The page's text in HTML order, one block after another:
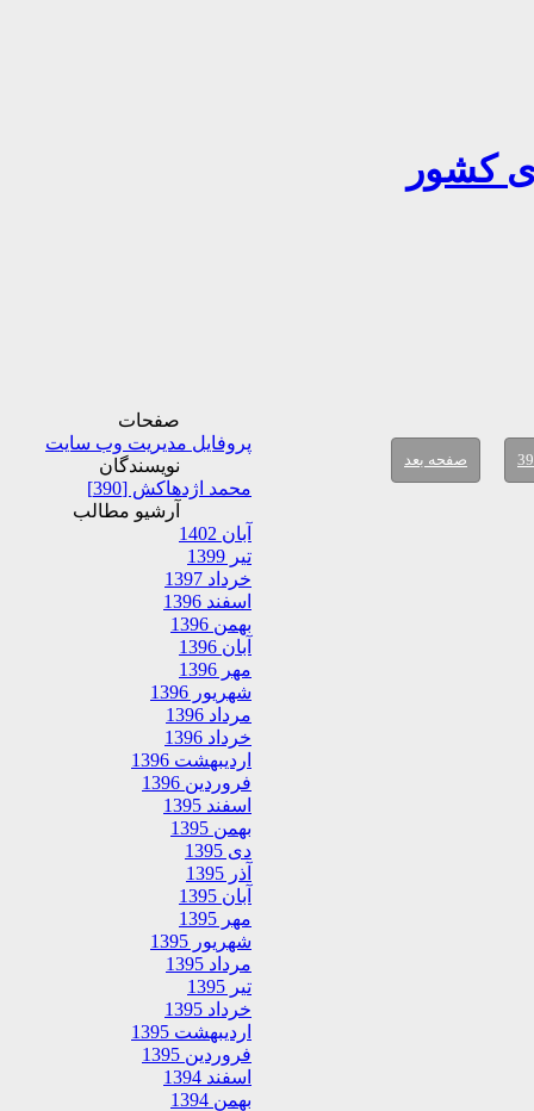
کشور
39 صفحه بعد
صفحات
پروفایل مدیریت وب سایت
نویسندگان
محمد اژدهاکش [390]
آرشیو مطالب
آبان 1402
تیر 1399
خرداد 1397
اسفند 1396
بهمن 1396
آبان 1396
مهر 1396
شهریور 1396
مرداد 1396
خرداد 1396
اردیبهشت 1396
فروردین 1396
اسفند 1395
بهمن 1395
دی 1395
آذر 1395
آبان 1395
مهر 1395
شهریور 1395
مرداد 1395
تیر 1395
خرداد 1395
اردیبهشت 1395
فروردین 1395
اسفند 1394
بهمن 1394